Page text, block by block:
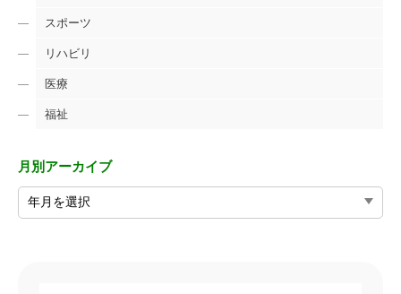
スポーツ
リハビリ
医療
福祉
月別アーカイブ